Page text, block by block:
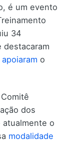
é um evento
34
apoiaram o
dos
atualmente o
modalidade